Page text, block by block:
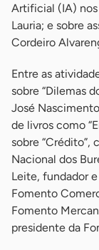
Artificial (IA)
Lauria; e sobre
Cordeiro
Entre as
sobre “Dilemas
José
de livros como
sobre “Crédito”,
Nacional dos
Leite, fundador
Fomento
Fomento
presidente da